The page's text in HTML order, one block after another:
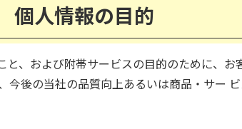
個人情報の目的
、および附帯サービスの目的のために、
後の当社の品質向上あるいは商品・サー